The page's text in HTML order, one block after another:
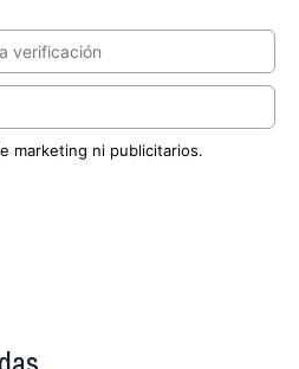
marketing ni publicitarios.